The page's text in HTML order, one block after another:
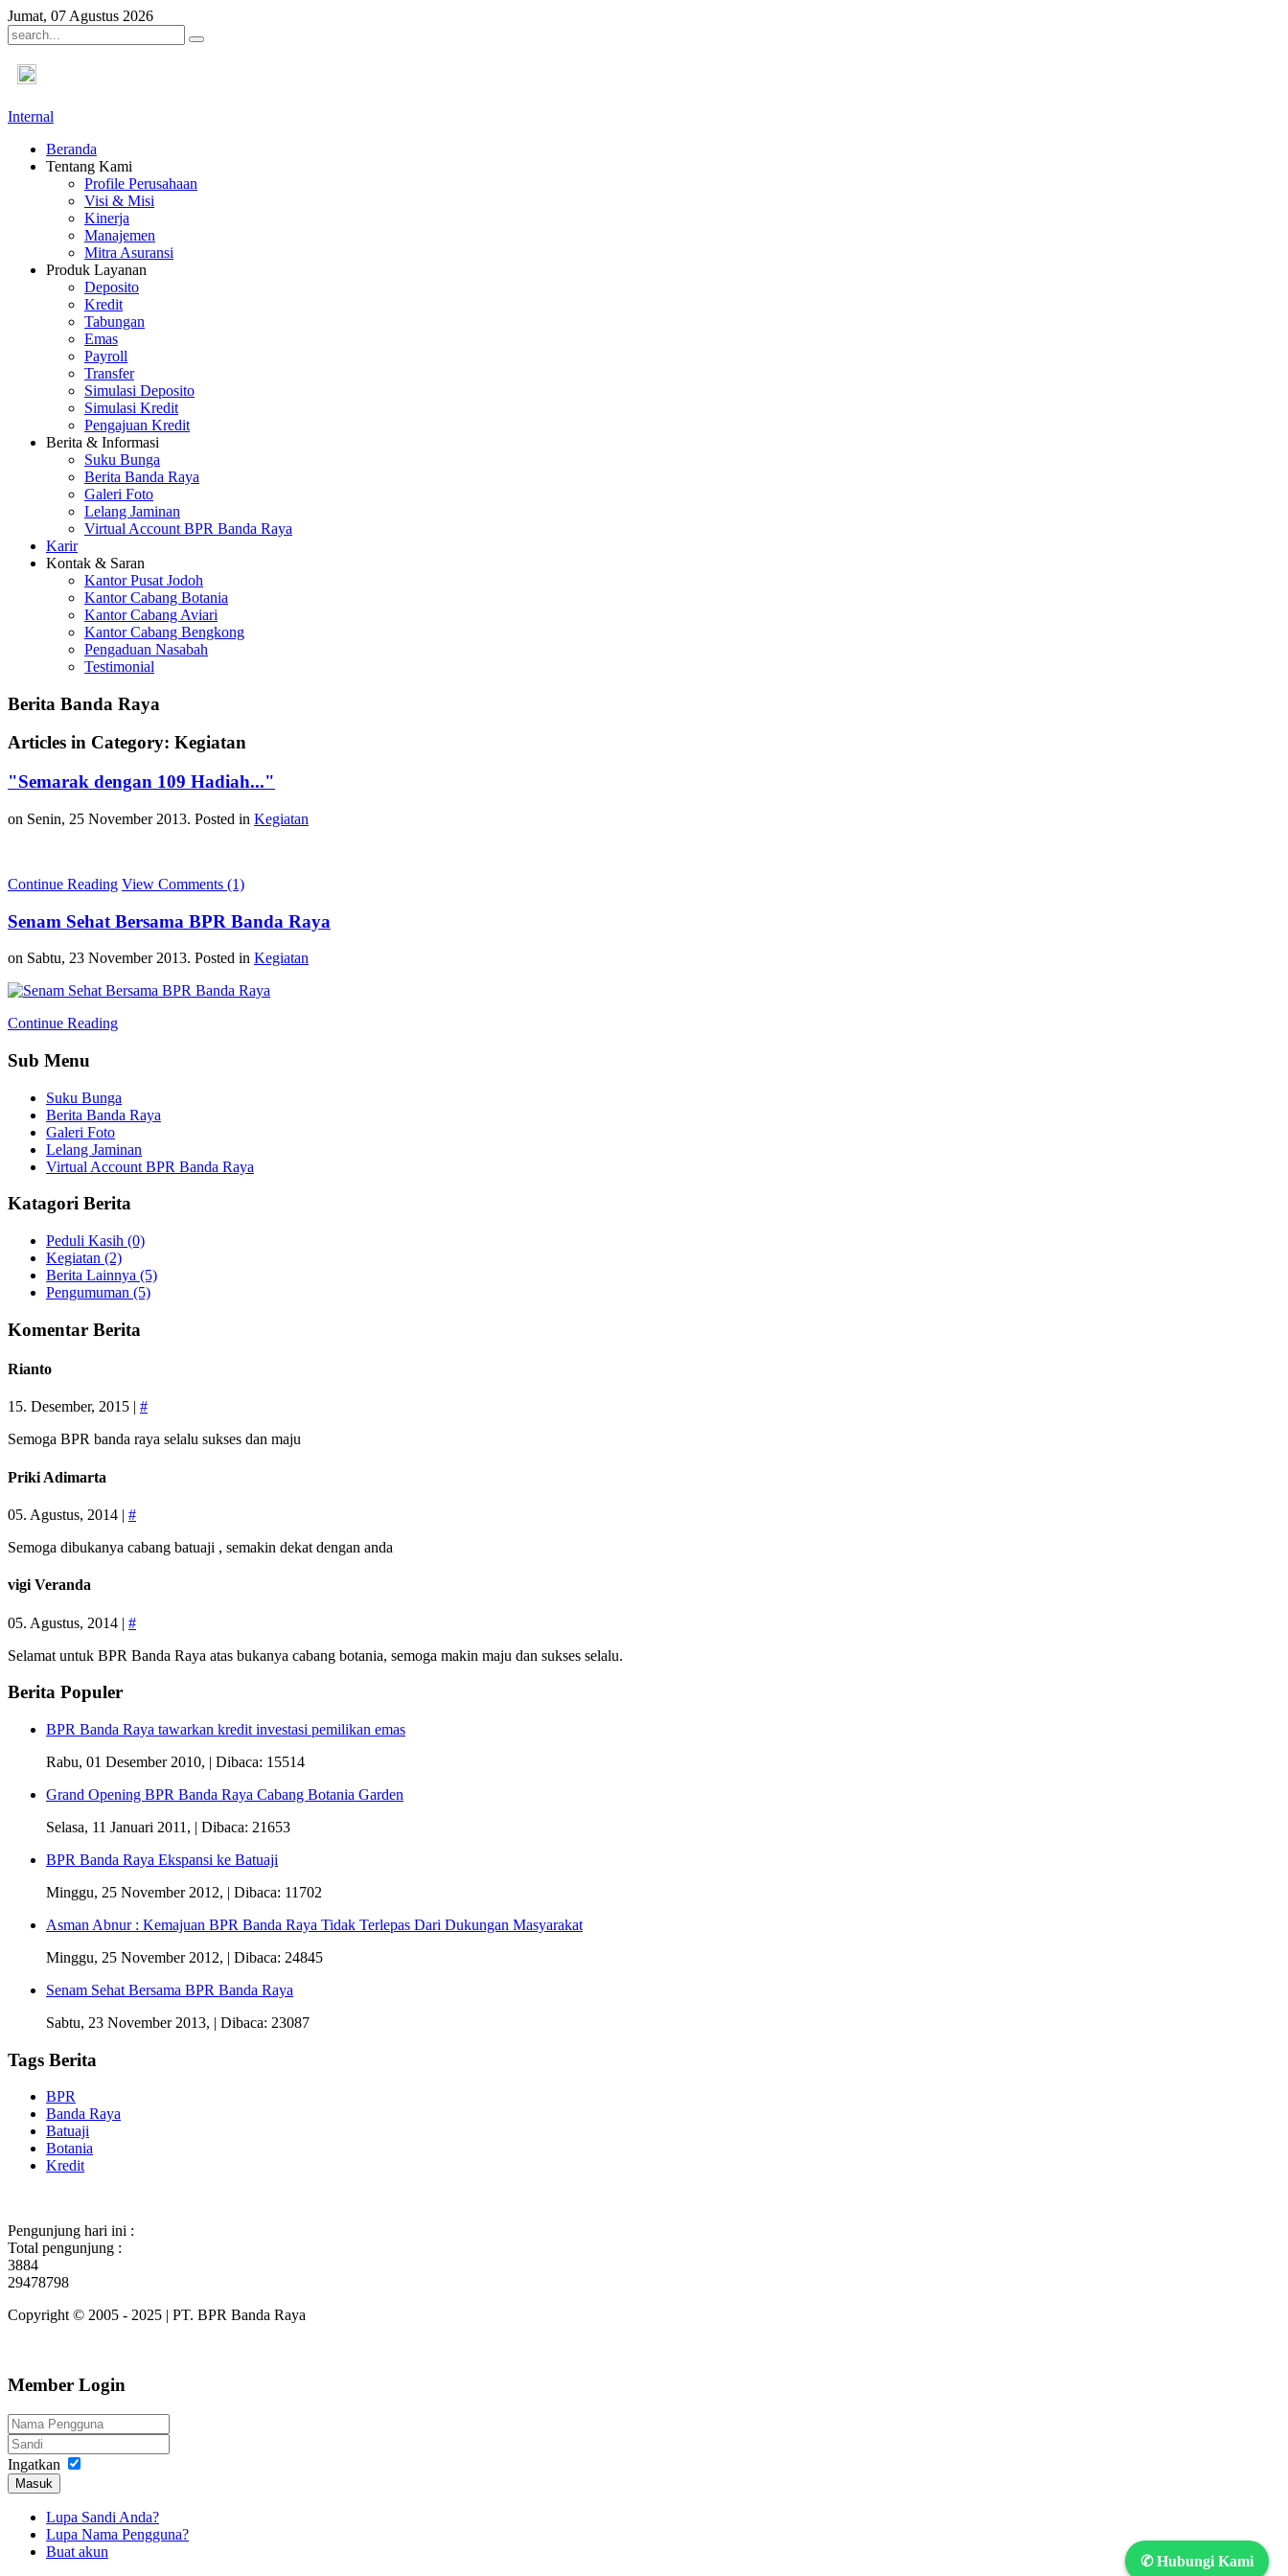
Jumat, 07 Agustus 2026
Internal
Beranda
Tentang Kami
Profile Perusahaan
Visi & Misi
Kinerja
Manajemen
Mitra Asuransi
Produk Layanan
Deposito
Kredit
Tabungan
Emas
Payroll
Transfer
Simulasi Deposito
Simulasi Kredit
Pengajuan Kredit
Berita & Informasi
Suku Bunga
Berita Banda Raya
Galeri Foto
Lelang Jaminan
Virtual Account BPR Banda Raya
Karir
Kontak & Saran
Kantor Pusat Jodoh
Kantor Cabang Botania
Kantor Cabang Aviari
Kantor Cabang Bengkong
Pengaduan Nasabah
Testimonial
Berita Banda Raya
Articles in Category: Kegiatan
"Semarak dengan 109 Hadiah..."
on Senin, 25 November 2013. Posted in Kegiatan
Continue Reading View Comments (1)
Senam Sehat Bersama BPR Banda Raya
on Sabtu, 23 November 2013. Posted in Kegiatan
Continue Reading
Sub Menu
Suku Bunga
Berita Banda Raya
Galeri Foto
Lelang Jaminan
Virtual Account BPR Banda Raya
Katagori Berita
Peduli Kasih (0)
Kegiatan (2)
Berita Lainnya (5)
Pengumuman (5)
Komentar Berita
Rianto
15. Desember, 2015 | #
Semoga BPR banda raya selalu sukses dan maju
Priki Adimarta
05. Agustus, 2014 | #
Semoga dibukanya cabang batuaji , semakin dekat dengan anda
vigi Veranda
05. Agustus, 2014 | #
Selamat untuk BPR Banda Raya atas bukanya cabang botania, semoga makin maju dan sukses selalu.
Berita Populer
BPR Banda Raya tawarkan kredit investasi pemilikan emas
Rabu, 01 Desember 2010, | Dibaca: 15514
Grand Opening BPR Banda Raya Cabang Botania Garden
Selasa, 11 Januari 2011, | Dibaca: 21653
BPR Banda Raya Ekspansi ke Batuaji
Minggu, 25 November 2012, | Dibaca: 11702
Asman Abnur : Kemajuan BPR Banda Raya Tidak Terlepas Dari Dukungan Masyarakat
Minggu, 25 November 2012, | Dibaca: 24845
Senam Sehat Bersama BPR Banda Raya
Sabtu, 23 November 2013, | Dibaca: 23087
Tags Berita
BPR
Banda Raya
Batuaji
Botania
Kredit
Pengunjung hari ini :
Total pengunjung :
3884
29478798
✆ Hubungi Kami
Copyright © 2005 - 2025 | PT. BPR Banda Raya
Member Login
Ingatkan
Masuk
Lupa Sandi Anda?
Lupa Nama Pengguna?
Buat akun